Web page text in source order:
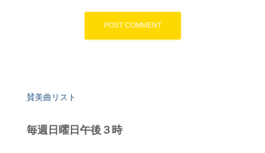
賛美曲リスト
毎週日曜日午後３時